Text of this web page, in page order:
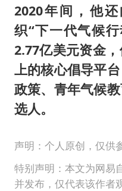
2020年间，他
织“下一代气候
2.77亿美元资金
上的核心倡导平
政策、青年气候
选人。
声明：个人原创，仅供
特别声明：本文为网易
并发布，仅代表该作者